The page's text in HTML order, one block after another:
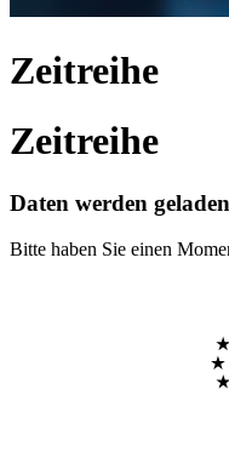
Zeitreihe
Zeitreihe
Daten werden geladen
Bitte haben Sie einen